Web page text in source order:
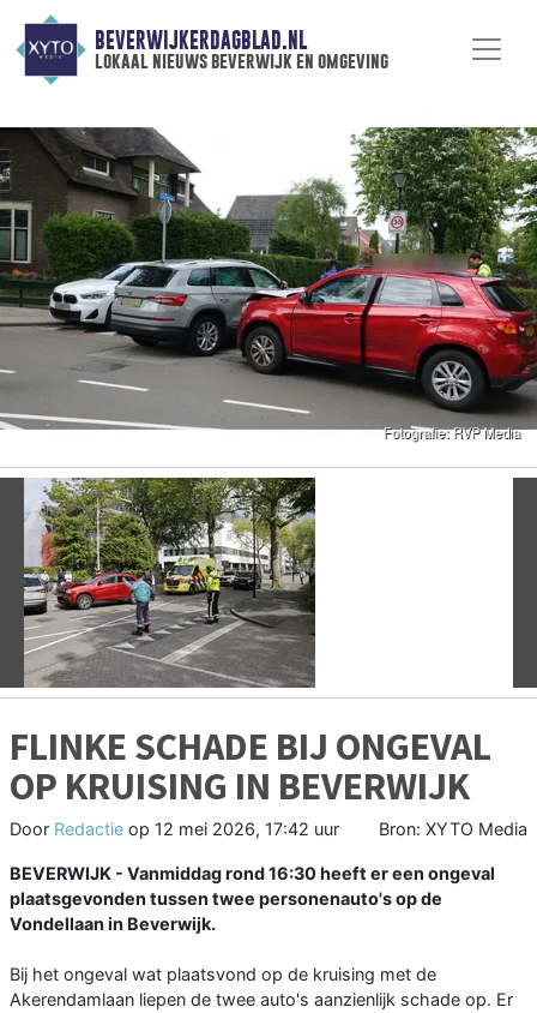
BEVERWIJKERDAGBLAD.NL
lokaal nieuws beverwijk en omgeving
Vorige
FLINKE SCHADE BIJ ONGEVAL
OP KRUISING IN BEVERWIJK
Door Redactie op 12 mei 2026, 17:42 uur Bron: XYTO Media
BEVERWIJK - Vanmiddag rond 16:30 heeft er een ongeval
plaatsgevonden tussen twee personenauto's op de
Vondellaan in Beverwijk.
Bij het ongeval wat plaatsvond op de kruising met de
Akerendamlaan liepen de twee auto's aanzienlijk schade op. Er